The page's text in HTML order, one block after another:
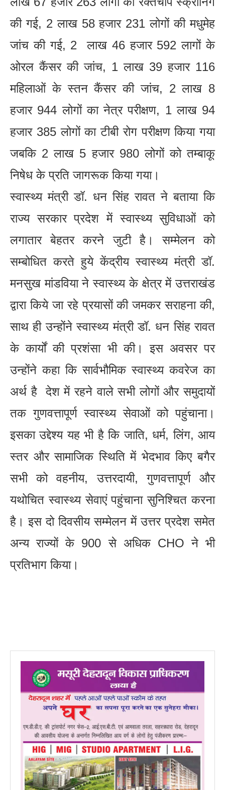
की गई, 2 लाख 58 हजार 231 लोगों की मधुमेह
जांच की गई, 2 लाख 46 हजार 592 लागों के
ओरल कैंसर की जांच, 1 लाख 39 हजार 116
महिलाओं के स्तन कैंसर की जांच, 2 लाख 8
हजार 944 लोगों का नेत्र परीक्षण, 1 लाख 94
हजार 385 लोगों का टीबी रोग परीक्षण किया गया
जबकि 2 लाख 5 हजार 980 लोगों को तम्बाकू
निषेध के प्रति जागरूक किया गया।
स्वास्थ्य मंत्री डॉ. धन सिंह रावत ने बताया कि
राज्य सरकार प्रदेश में स्वास्थ्य सुविधाओं को
लगातार बेहतर करने जुटी है। सम्मेलन को
सम्बोधित करते हुये केंद्रीय स्वास्थ्य मंत्री डॉ.
मनसुख मांडविया ने स्वास्थ्य के क्षेत्र में उत्तराखंड
द्वारा किये जा रहे प्रयासों की जमकर सराहना की,
साथ ही उन्होंने स्वास्थ्य मंत्री डॉ. धन सिंह रावत
के कार्यों की प्रशंसा भी की। इस अवसर पर
उन्होंने कहा कि सार्वभौमिक स्वास्थ्य कवरेज का
अर्थ है देश में रहने वाले सभी लोगों और समुदायों
तक गुणवत्तापूर्ण स्वास्थ्य सेवाओं को पहुंचाना।
इसका उद्देश्य यह भी है कि जाति, धर्म, लिंग, आय
स्तर और सामाजिक स्थिति में भेदभाव किए बगैर
सभी को वहनीय, उत्तरदायी, गुणवत्तापूर्ण और
यथोचित स्वास्थ्य सेवाएं पहुंचाना सुनिश्चित करना
है। इस दो दिवसीय सम्मेलन में उत्तर प्रदेश समेत
अन्य राज्यों के 900 से अधिक CHO ने भी
प्रतिभाग किया।